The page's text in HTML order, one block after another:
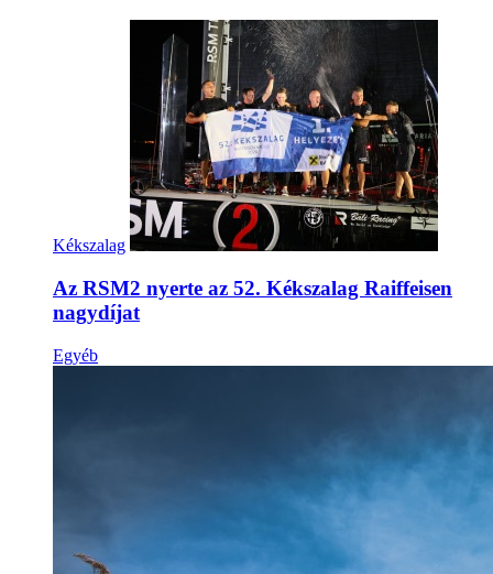
Kékszalag
Az RSM2 nyerte az 52. Kékszalag Raiffeisen
nagydíjat
Egyéb